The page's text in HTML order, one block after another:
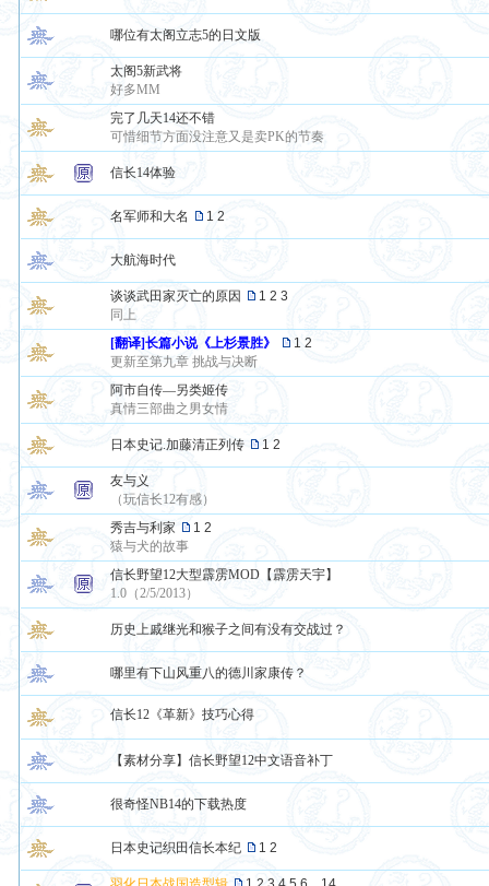
哪位有太阁立志5的日文版
太阁5新武将
好多MM
完了几天14还不错
可惜细节方面没注意又是卖PK的节奏
信长14体验
名军师和大名 1 2
大航海时代
谈谈武田家灭亡的原因 1 2 3
同上
[翻译]长篇小说《上杉景胜》
1 2
更新至第九章 挑战与决断
阿市自传—另类姬传
真情三部曲之男女情
日本史记.加藤清正列传 1 2
友与义
（玩信长12有感）
秀吉与利家
1 2
猿与犬的故事
信长野望12大型霹雳MOD【霹雳天宇】
1.0（2/5/2013）
历史上戚继光和猴子之间有没有交战过？
哪里有下山风重八的德川家康传？
信长12《革新》技巧心得
【素材分享】信长野望12中文语音补丁
很奇怪NB14的下载热度
日本史记织田信长本纪 1 2